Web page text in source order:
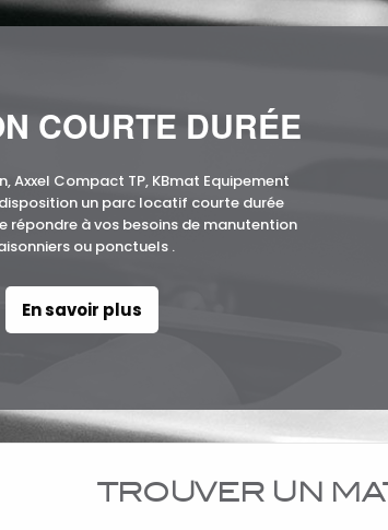
COURTE DURÉE
Axxel Compact TP, KBmat Equipement
un parc locatif courte durée
répondre à vos besoins de manutention
ou ponctuels .
En savoir plus
TROUVER UN